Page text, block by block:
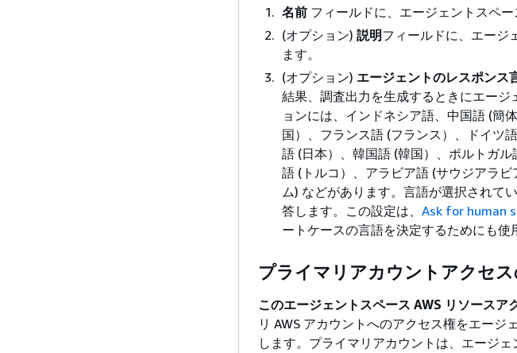
名前 フィールドに、エージェントスペー
(オプション) 説明フィールドに、エージ
ます。
(オプション) エージェントのレスポンス
結果、調査出力を生成するときにエー
ョンには、インドネシア語、中国語 (簡
国）、フランス語 (フランス）、ドイツ
語 (日本）、韓国語 (韓国）、ポルトガ
語 (トルコ）、アラビア語 (サウジアラ
ム) などがあります。言語が選択されて
答します。この設定は、 Ask for human
ートケースの言語を決定するためにも使
プライマリアカウントアクセス
このエージェントスペース AWS リソースア
リ AWS アカウントへのアクセス権をエージ
します。プライマリアカウントは、エージ